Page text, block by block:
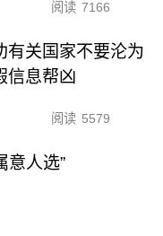
阅读 7166
有关国家不要沦为
信息帮凶
阅读 5579
意人选”